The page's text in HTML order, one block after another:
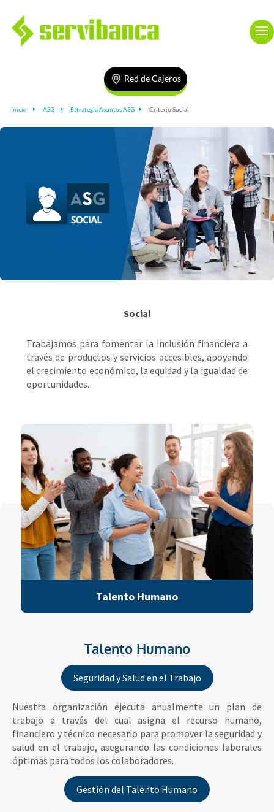
Red de Cajeros
Inicio ASG Estrategia Asuntos ASG Criterio Social
Social
Trabajamos para fomentar la inclusión financiera a
través de productos y servicios accesibles, apoyando
el crecimiento económico, la equidad y la igualdad de
oportunidades.
Talento Humano
Talento Humano
Seguridad y Salud en el Trabajo
Nuestra organización ejecuta anualmente un plan de
trabajo a través del cual asigna el recurso humano,
financiero y técnico necesario para promover la seguridad y
salud en el trabajo, asegurando las condiciones laborales
óptimas para todos los colaboradores.
Gestión del Talento Humano